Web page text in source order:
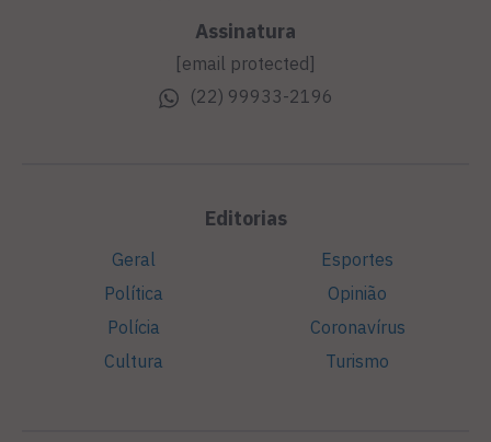
Assinatura
[email protected]
(22) 99933-2196
Editorias
Geral
Política
Polícia
Cultura
Esportes
Opinião
Coronavírus
Turismo